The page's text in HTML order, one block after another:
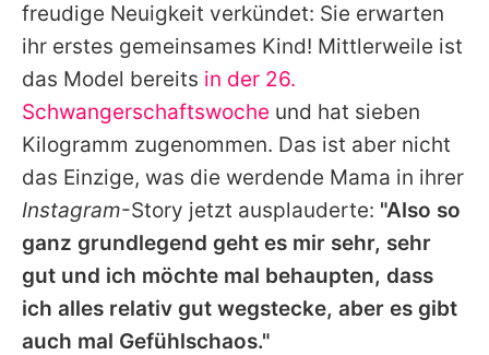
App runterladen
Team
Redaktionelle Richtlinien
Impressum
Datenschutzerklärung
Nutzungsbedingungen
Utiq verwalten
freudige Neuigkeit verkündet: Sie erwarten
ihr erstes gemeinsames Kind! Mittlerweile ist
das Model bereits in der 26.
Schwangerschaftswoche und hat sieben
Kilogramm zugenommen. Das ist aber nicht
das Einzige, was die werdende Mama in ihrer
Instagram-Story jetzt ausplauderte: "Also so
ganz grundlegend geht es mir sehr, sehr
gut und ich möchte mal behaupten, dass
ich alles relativ gut wegstecke, aber es gibt
auch mal Gefühlschaos."